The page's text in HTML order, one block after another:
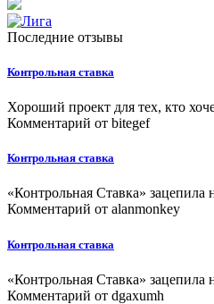
Последние отзывы
Контрольная ставка
Хороший проект для тех, кто
Комментарий от bitegef
Контрольная ставка
«Контрольная Ставка» зацепила
Комментарий от alanmonkey
Контрольная ставка
«Контрольная Ставка» зацепила
Комментарий от dgaxumh